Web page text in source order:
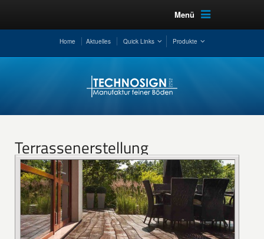
Menü
Home Aktuelles Quick Links Produkte
Terrassenerstellung